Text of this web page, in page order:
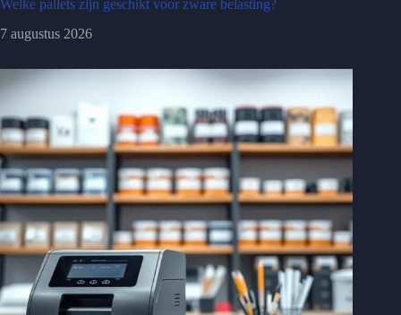
Welke pallets zijn geschikt voor zware belasting?
7 augustus 2026